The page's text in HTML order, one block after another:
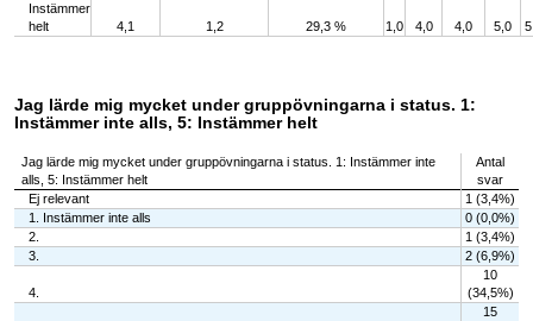
Instämmer
helt
4,1 1,2 29,3 % 1,0 4,0 4,0 5,0
Jag lärde mig mycket under gruppövningarna i status. 1:
Instämmer inte alls, 5: Instämmer helt
Jag lärde mig mycket under gruppövningarna i status. 1: Instämmer inte
alls, 5: Instämmer helt
Antal
svar
Ej relevant
1 (3,4%)
1. Instämmer inte alls
0 (0,0%)
2.
1 (3,4%)
3.
2 (6,9%)
4.
10
(34,5%)
15